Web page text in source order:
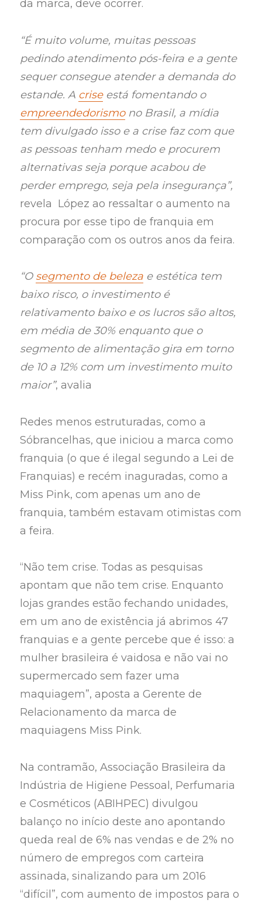
da marca, deve ocorrer.
“É muito volume, muitas pessoas
pedindo atendimento pós-feira e a gente
sequer consegue atender a demanda do
estande. A criseestá fomentando o
empreendedorismono Brasil, a mídia
tem divulgado isso e a crise faz com que
as pessoas tenham medo e procurem
alternativas seja porque acabou de
perder emprego, seja pela insegurança”,
revela López ao ressaltar o aumento na
procura por esse tipo de franquia em
comparação com os outros anos da feira.
“O segmento de beleza e estética tem
baixo risco, o investimento é
relativamento baixo e os lucros são altos,
em média de 30% enquanto que o
segmento de alimentação gira em torno
de 10 a 12% com um investimento muito
maior”, avalia
Redes menos estruturadas, como a
Sóbrancelhas, que iniciou a marca como
franquia (o que é ilegal segundo a Lei de
Franquias) e recém inaguradas, como a
Miss Pink, com apenas um ano de
franquia, também estavam otimistas com
a feira.
“Não tem crise. Todas as pesquisas
apontam que não tem crise. Enquanto
lojas grandes estão fechando unidades,
em um ano de existência já abrimos 47
franquias e a gente percebe que é isso: a
mulher brasileira é vaidosa e não vai no
supermercado sem fazer uma
maquiagem”, aposta a Gerente de
Relacionamento da marca de
maquiagens Miss Pink.
Na contramão, Associação Brasileira da
Indústria de Higiene Pessoal, Perfumaria
e Cosméticos (ABIHPEC) divulgou
balanço no início deste ano apontando
queda real de 6% nas vendas e de 2% no
número de empregos com carteira
assinada, sinalizando para um 2016
“difícil”, com aumento de impostos para o